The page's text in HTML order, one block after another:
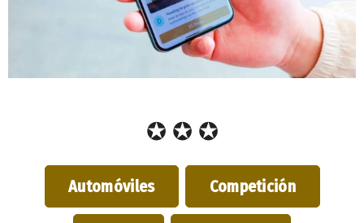
✪ ✪ ✪
Automóviles Competición